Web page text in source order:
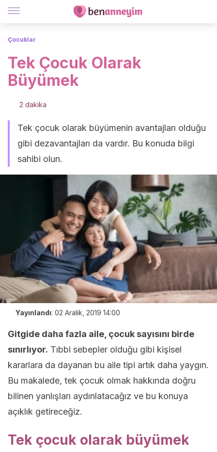
Çocuklar
Tek Çocuk Olarak
Büyümek
2 dakika
Tek çocuk olarak büyümenin avantajları olduğu
gibi dezavantajları da vardır. Bu konuda bilgi
sahibi olun.
Yayınlandı: 02 Aralık, 2019 14:00
Gitgide daha fazla aile, çocuk sayısını birde
sınırlıyor. Tıbbi sebepler olduğu gibi kişisel
kararlara da dayanan bu aile tipi artık daha yaygın.
Bu makalede, tek çocuk olmak hakkında doğru
bilinen yanlışları aydınlatacağız ve bu konuya
açıklık getireceğiz.
Tek çocuk olarak büyümek